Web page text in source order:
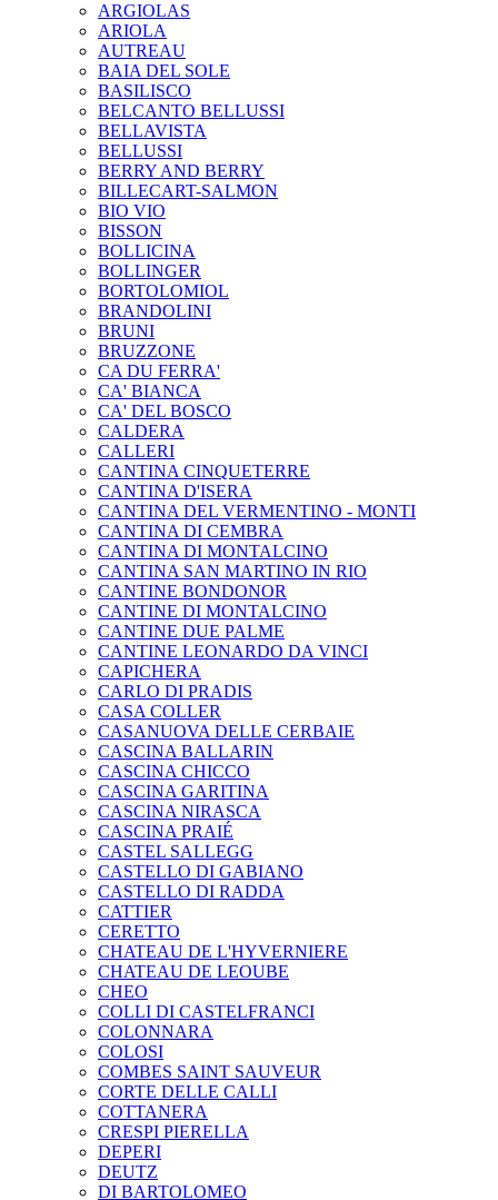
ARGIOLAS
ARIOLA
AUTREAU
BAIA DEL SOLE
BASILISCO
BELCANTO BELLUSSI
BELLAVISTA
BELLUSSI
BERRY AND BERRY
BILLECART-SALMON
BIO VIO
BISSON
BOLLICINA
BOLLINGER
BORTOLOMIOL
BRANDOLINI
BRUNI
BRUZZONE
CA DU FERRA'
CA' BIANCA
CA' DEL BOSCO
CALDERA
CALLERI
CANTINA CINQUETERRE
CANTINA D'ISERA
CANTINA DEL VERMENTINO - MONTI
CANTINA DI CEMBRA
CANTINA DI MONTALCINO
CANTINA SAN MARTINO IN RIO
CANTINE BONDONOR
CANTINE DI MONTALCINO
CANTINE DUE PALME
CANTINE LEONARDO DA VINCI
CAPICHERA
CARLO DI PRADIS
CASA COLLER
CASANUOVA DELLE CERBAIE
CASCINA BALLARIN
CASCINA CHICCO
CASCINA GARITINA
CASCINA NIRASCA
CASCINA PRAIÉ
CASTEL SALLEGG
CASTELLO DI GABIANO
CASTELLO DI RADDA
CATTIER
CERETTO
CHATEAU DE L'HYVERNIERE
CHATEAU DE LEOUBE
CHEO
COLLI DI CASTELFRANCI
COLONNARA
COLOSI
COMBES SAINT SAUVEUR
CORTE DELLE CALLI
COTTANERA
CRESPI PIERELLA
DEPERI
DEUTZ
DI BARTOLOMEO